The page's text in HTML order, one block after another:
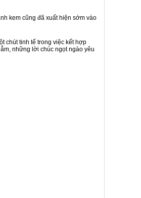
kem cũng đã xuất hiện sớm vào
chút tinh tế trong việc kết hợp
những lời chúc ngọt ngào yêu